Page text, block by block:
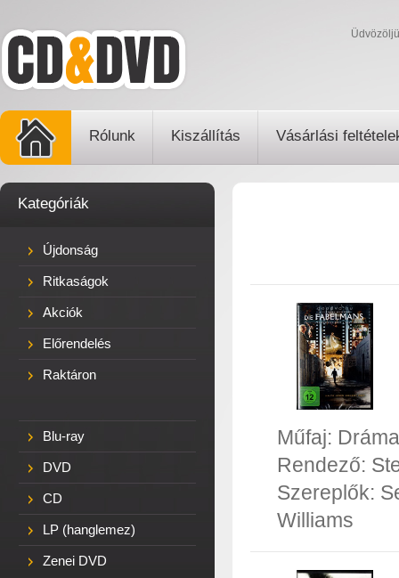
Rólunk Kiszállítás Vásárlási
Kategóriák
Újdonság
Ritkaságok
Akciók
Előrendelés
Raktáron
Blu-ray
DVD
CD
LP (hanglemez)
Zenei DVD
Műfaj: Dráma
Rendező:
Szereplők:
Williams